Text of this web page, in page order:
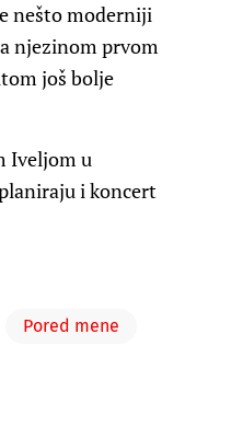
nešto moderniji
njezinom prvom
još bolje
Iveljom u
i koncert
Pored mene